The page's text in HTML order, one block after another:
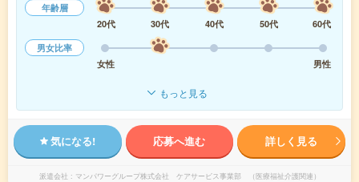
年齢層
20代
30代 40代 50代
60代
男女比率
女性
男性
もっと見る
気になる! 応募へ進む 詳しく見る
派遣会社 マンパワーグループ株式会社 ケアサービス事業部 （医療福祉介護関連）